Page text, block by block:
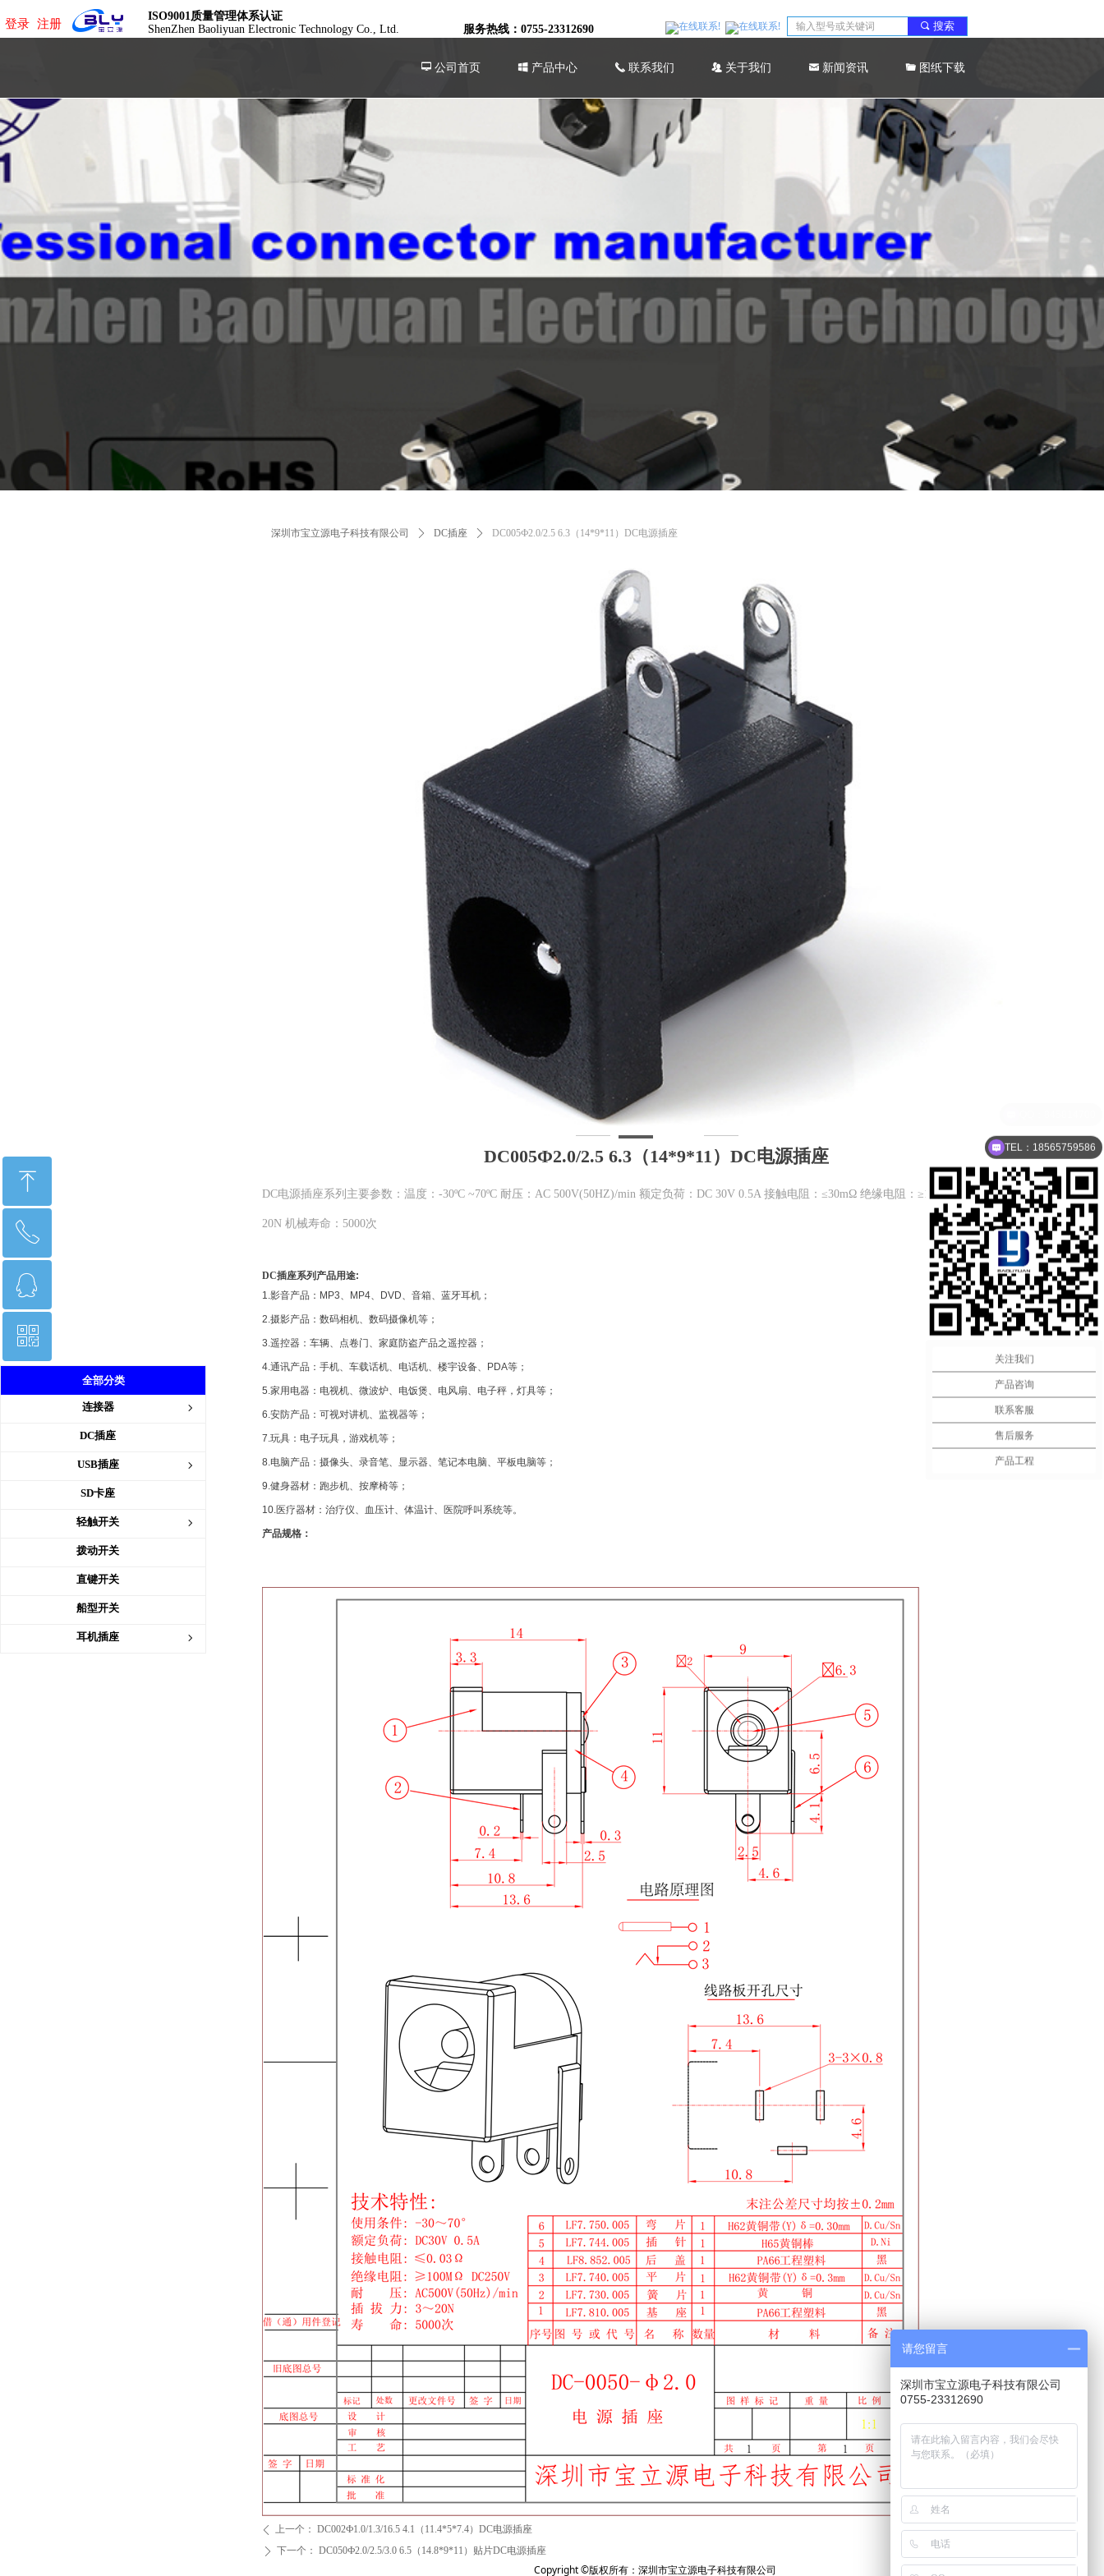
登录 注册
ISO9001质量管理体系认证
ShenZhen Baoliyuan Electronic Technology Co., Ltd.
服务热线：0755-23312690
넡 公司首页 낖 产品中心 끅 联系我们 뀡 关于我们 낂 新闻资讯 끆 图纸下载
끠 搜索
全部分类
ꁇ
连接器
DC插座
ꁇ
USB插座
SD卡座
ꁇ
轻触开关
拨动开关
直键开关
船型开关
ꁇ
耳机插座
深圳市宝立源电子科技有限公司 ꄲ DC插座 ꄲ DC005Ф2.0/2.5 6.3（14*9*11）DC电源插座
DC005Ф2.0/2.5 6.3（14*9*11）DC电源插座
DC电源插座系列主要参数：温度：-30ºC ~70ºC 耐压：AC 500V(50HZ)/min 额定负荷：DC 30V 0.5A 接触电阻：≤30mΩ 绝缘电阻：≥100MΩ 插拔力：3 N～
20N 机械寿命：5000次
ꄴ 上一个： DC002Ф1.0/1.3/16.5 4.1（11.4*5*7.4）DC电源插座
ꄲ 下一个： DC050Ф2.0/2.5/3.0 6.5（14.8*9*11）贴片DC电源插座
DC插座系列产品用途:
1.影音产品： MP3、 MP4、 DVD、音箱、蓝牙耳机；
2.摄影产品：数码相机、数码摄像机等；
3.遥控器：车辆、点卷门、家庭防盗产品之遥控器；
4.通讯产品：手机、车载话机、电话机、楼宇设备、 PDA等；
5.家用电器：电视机、微波炉、电饭煲、电风扇、电子秤，灯具等；
6.安防产品：可视对讲机、监视器等；
7.玩具：电子玩具，游戏机等；
8.电脑产品：摄像头、录音笔、显示器、笔记本电脑、平板电脑等；
9.健身器材：跑步机、按摩椅等；
10.医疗器材：治疗仪、血压计、体温计、医院呼叫系统等。
产品规格：
Copyright ©版权所有：深圳市宝立源电子科技有限公司
关注我们
产品咨询
联系客服
售后服务
产品工程
TEL：18565759586
请您留言
深圳市宝立源电子科技有限公司
0755-23312690
ꁸ
回到顶部
ꂅ
18565759586
ꁗ
845814700
ꀥ